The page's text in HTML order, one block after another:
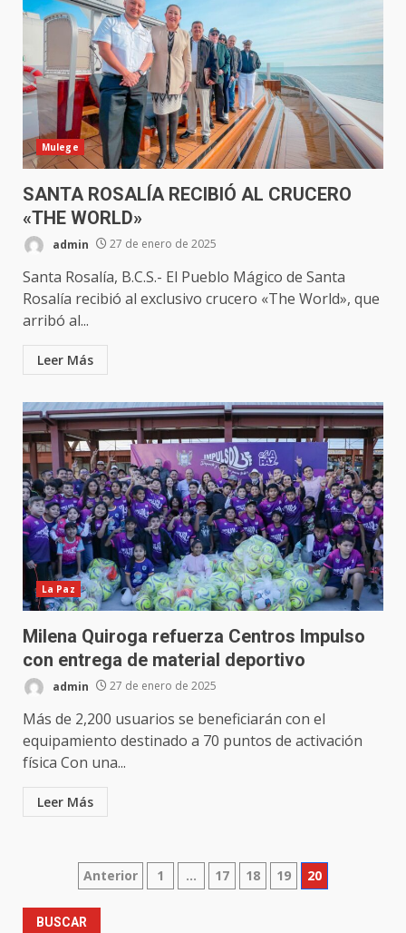
Mulege
SANTA ROSALÍA RECIBIÓ AL CRUCERO
«THE WORLD»
admin 27 de enero de 2025
Santa Rosalía, B.C.S.- El Pueblo Mágico de Santa
Rosalía recibió al exclusivo crucero «The World», que
arribó al...
Leer Más
La Paz
Milena Quiroga refuerza Centros Impulso
con entrega de material deportivo
admin 27 de enero de 2025
Más de 2,200 usuarios se beneficiarán con el
equipamiento destinado a 70 puntos de activación
física Con una...
Leer Más
Paginación
de
Anterior 1 … 17 18 19 20
BUSCAR